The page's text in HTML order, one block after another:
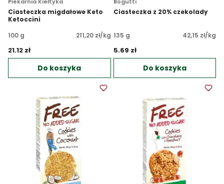
Ciasteczka migdałowe Keto
Ketoccini
100 g
211,20 zł/kg
21.12 zł
Do koszyka
Ciasteczka z 20% czekolady
135 g 42,15 zł/kg
5.69 zł
Do koszyka